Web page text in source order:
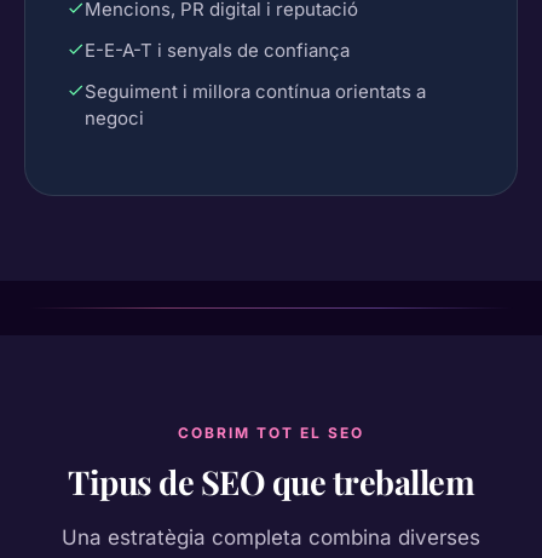
Mencions, PR digital i reputació
E-E-A-T i senyals de confiança
Seguiment i millora contínua orientats a
negoci
COBRIM TOT EL SEO
Tipus de SEO que treballem
Una estratègia completa combina diverses